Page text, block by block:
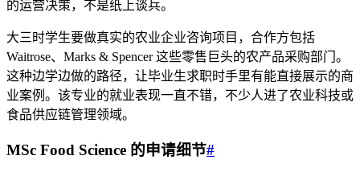
的运营决策，不是纸上谈兵。
大三时学生要做真实的农业企业咨询项目，合作方包括
Waitrose、Marks & Spencer 这些零售巨头的农产品采购部门。
这种边学边做的路径，让毕业生求职时手里有能直接展示的商
业案例。该专业的就业表现一直不错，不少人进了农业科技或
食品供应链管理领域。
MSc Food Science 的申请细节#